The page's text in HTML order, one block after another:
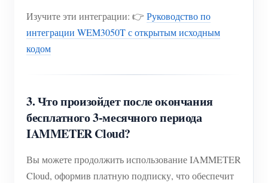
Изучите эти интеграции: 👉 Руководство по
интеграции WEM3050T с открытым исходным
кодом
3. Что произойдет после окончания
бесплатного 3-месячного периода
IAMMETER Cloud?
Вы можете продолжить использование IAMMETER
Cloud, оформив платную подписку, что обеспечит